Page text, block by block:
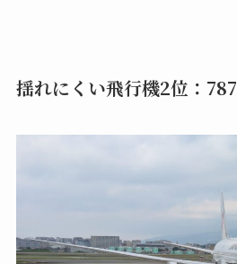
揺れにくい飛行機2位：787